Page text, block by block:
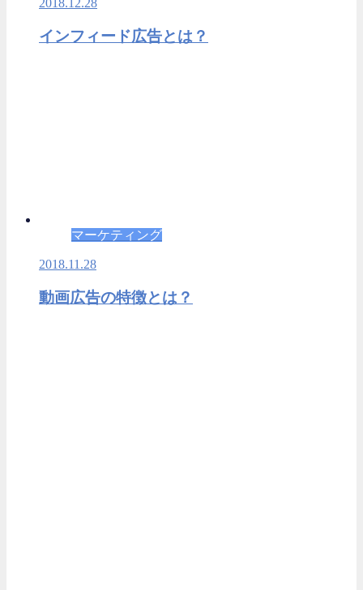
2018.12.28
インフィード広告とは？
マーケティング
2018.11.28
動画広告の特徴とは？